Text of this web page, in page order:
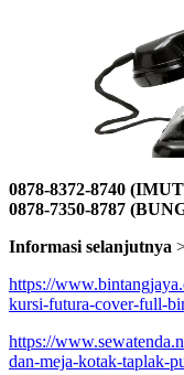
0878-8372-8740
0878-7350-8787
Informasi selanjutnya
https://
kursi-futura-cover-full-
https://
dan-meja-kotak-taplak-